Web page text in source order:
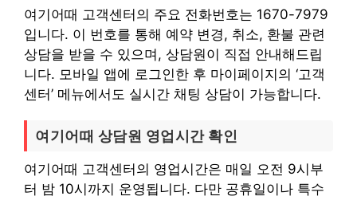
여기어때 고객센터의 주요 전화번호는 1670-7979
입니다. 이 번호를 통해 예약 변경, 취소, 환불 관련
상담을 받을 수 있으며, 상담원이 직접 안내해드립
니다. 모바일 앱에 로그인한 후 마이페이지의 ‘고객
센터’ 메뉴에서도 실시간 채팅 상담이 가능합니다.
여기어때 상담원 영업시간 확인
여기어때 고객센터의 영업시간은 매일 오전 9시부
터 밤 10시까지 운영됩니다. 다만 공휴일이나 특수